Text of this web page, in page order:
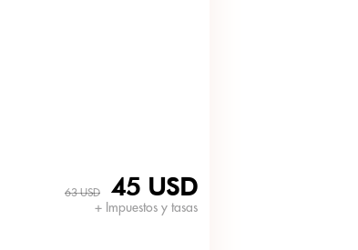
63 USD 45 USD
+ Impuestos y tasas